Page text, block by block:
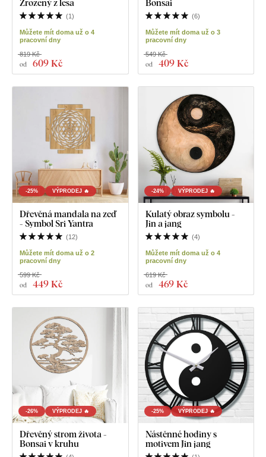
Zrozený z lesa
(1)
Můžete mít doma už o 4
pracovní dny
od 609 Kč
819 Kč
Bonsai
(6)
Můžete mít doma už o 3
pracovní dny
od 409 Kč
549 Kč
-25% VÝPRODEJ 🔥
Dřevěná mandala na zeď
- Symbol Sri Yantra
(12)
Můžete mít doma už o 2
pracovní dny
od 449 Kč
599 Kč
-24% VÝPRODEJ 🔥
Kulatý obraz symbolu -
Jin a jang
(4)
Můžete mít doma už o 4
pracovní dny
od 469 Kč
619 Kč
-26% VÝPRODEJ 🔥
Dřevěný strom života -
Bonsai v kruhu
-25% VÝPRODEJ 🔥
Nástěnné hodiny s
motivem Jin jang